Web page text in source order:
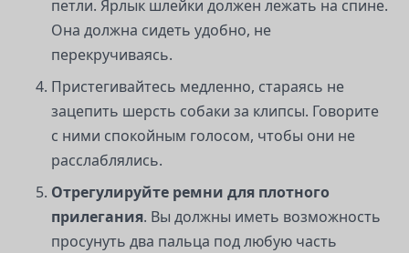
петли. Ярлык шлейки должен лежать на спине.
Она должна сидеть удобно, не
перекручиваясь.
Пристегивайтесь медленно, стараясь не
зацепить шерсть собаки за клипсы. Говорите
с ними спокойным голосом, чтобы они не
расслаблялись.
Отрегулируйте ремни для плотного
прилегания. Вы должны иметь возможность
просунуть два пальца под любую часть